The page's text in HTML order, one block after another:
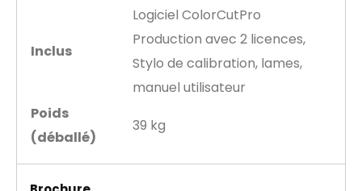
Inclus
Logiciel ColorCutPro
Production avec 2 licences,
Stylo de calibration, lames,
manuel utilisateur
Poids
(déballé)
39 kg